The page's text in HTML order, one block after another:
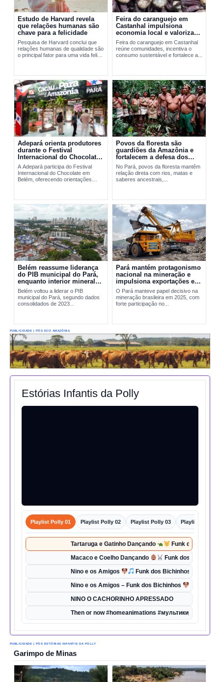
Estudo de Harvard revela
que relações humanas são
chave para a felicidade
Pesquisa de Harvard conclui que
relações humanas de qualidade são
o principal fator para uma vida feliz
Feira do caranguejo em
Castanhal impulsiona
economia local e valoriza
manejo sustentável
Feira do caranguejo em Castanhal
reúne comunidades, incentiva o
consumo sustentável e fortalece a...
Adepará orienta produtores
durante o Festival
Internacional do Chocolate
em Belém
A Adepará participa do Festival
Internacional do Chocolate em
Belém, oferecendo orientações
Povos da floresta são
guardiões da Amazônia e
fortalecem a defesa dos
territórios no Pará
No Pará, povos da floresta mantêm
relação direta com rios, matas e
saberes ancestrais,...
Belém reassume liderança
do PIB municipal do Pará,
enquanto interior mineral
mantém peso decisivo na
economia
Belém voltou a liderar o PIB
municipal do Pará, segundo dados
consolidados de 2023...
Pará mantém protagonismo
nacional na mineração e
impulsiona exportações em
2025
O Pará manteve papel decisivo na
mineração brasileira em 2025, com
forte participação no...
PUBLICIDADE | PÓS ECO AMAZÔNIA
Estórias Infantis da Polly
Playlist Polly 01 Playlist Polly 02 Playlist Polly 03 Playlist Polly
Tartaruga e Gatinho Dançando Funk dos
Macaco e Coelho Dançando Funk dos
Nino e os Amigos Funk dos Bichinhos | Dança
Nino e os Amigos – Funk dos Bichinhos
NINO O CACHORINHO APRESSADO
Then or now #homeanimations
PUBLICIDADE | PÓS ESTÓRIAS INFANTIS DA POLLY
Garimpo de Minas